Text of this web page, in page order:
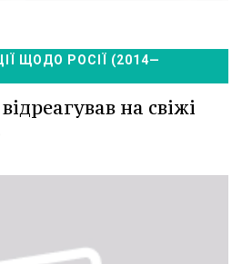
ЩОДО РОСІЇ (2014—
на свіжі